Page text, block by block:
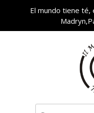
El mundo tiene